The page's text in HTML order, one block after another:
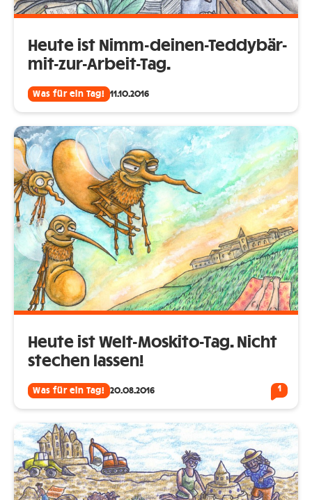
Heute ist Nimm-deinen-Teddybär-
mit-zur-Arbeit-Tag.
Was für ein Tag! 11.10.2016
Heute ist Welt-Moskito-Tag. Nicht
stechen lassen!
Was für ein Tag! 20.08.2016 1